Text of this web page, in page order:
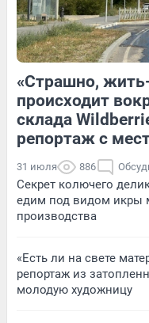
Обсудить
«Страшно,
происходит
склада
репортаж с
31 июля 886
Секрет колючего
едим под видом икры
производства
«Есть ли на свете
репортаж из
молодую художницу